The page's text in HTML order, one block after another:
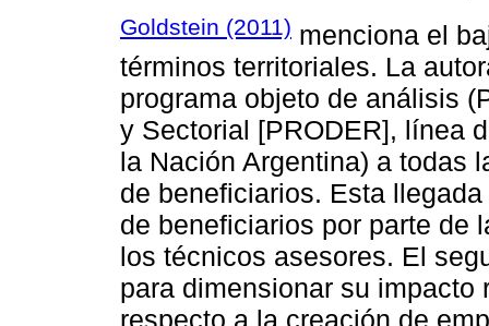
Goldstein (2011) menciona el
términos territoriales. La
programa objeto de análisis
y Sectorial [PRODER], línea
la Nación Argentina) a todas
de beneficiarios. Esta
de beneficiarios por parte de
los técnicos asesores. El
para dimensionar su
respecto a la creación de